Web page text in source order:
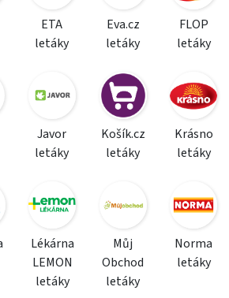
ETA
letáky
Eva.cz
letáky
FLOP
letáky
Javor
letáky
Košík.cz
letáky
Krásno
letáky
Lékárna
LEMON
letáky
Můj
Obchod
letáky
Norma
letáky